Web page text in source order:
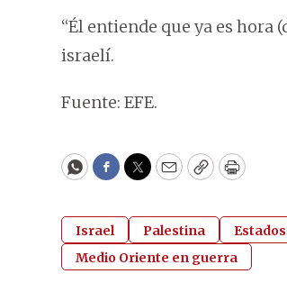
“Él entiende que ya es hora
israelí.
Fuente: EFE.
WhatsApp
Facebook
Twitter
EmailCopyPrint
Israel Palestina
Medio Oriente en guerra